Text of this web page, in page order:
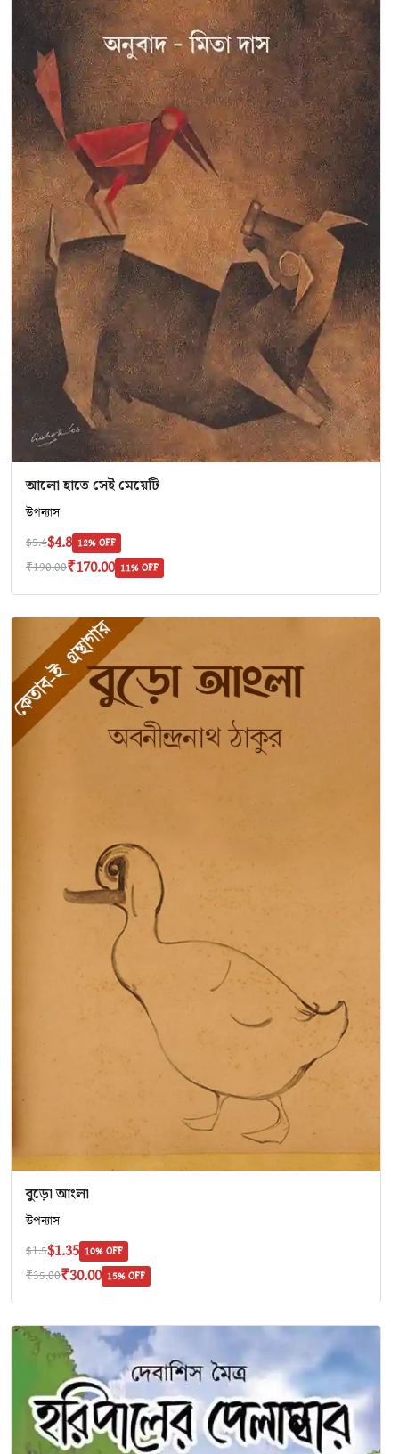
আলো হাতে সেই মেয়েটি
উপন্যাস
$5.4$4.8 12% OFF
₹190.00₹170.00 11% OFF
বুড়ো আংলা
উপন্যাস
$1.5$1.35 10% OFF
₹35.00₹30.00 15% OFF